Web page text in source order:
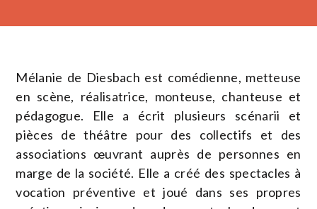
Mélanie de Diesbach est comédienne, metteuse
en scène, réalisatrice, monteuse, chanteuse et
pédagogue. Elle a écrit plusieurs scénarii et
pièces de théâtre pour des collectifs et des
associations œuvrant auprès de personnes en
marge de la société. Elle a créé des spectacles à
vocation préventive et joué dans ses propres